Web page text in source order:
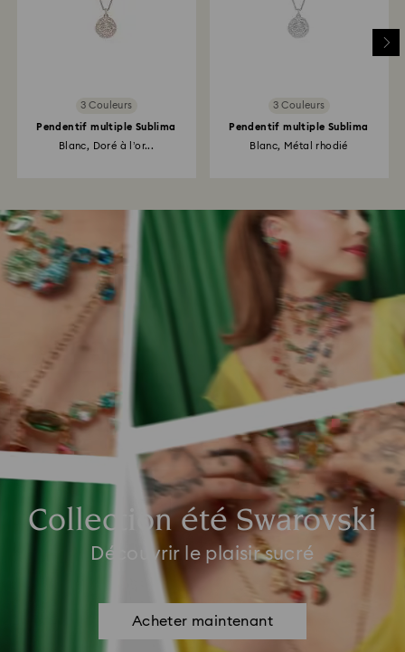
3 Couleurs
Pendentif multiple Sublima
Blanc, Doré à l’or...
3 Couleurs
Pendentif multiple Sublima
Blanc, Métal rhodié
Collection été Swarovski
Découvrir le plaisir sucré
Acheter maintenant